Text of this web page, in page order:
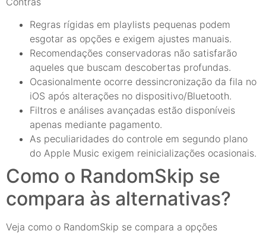
Regras rígidas em playlists pequenas podem
esgotar as opções e exigem ajustes manuais.
Recomendações conservadoras não satisfarão
aqueles que buscam descobertas profundas.
Ocasionalmente ocorre dessincronização da fila no
iOS após alterações no dispositivo/Bluetooth.
Filtros e análises avançadas estão disponíveis
apenas mediante pagamento.
As peculiaridades do controle em segundo plano
do Apple Music exigem reinicializações ocasionais.
Como o RandomSkip se
compara às alternativas?
Veja como o RandomSkip se compara a opções